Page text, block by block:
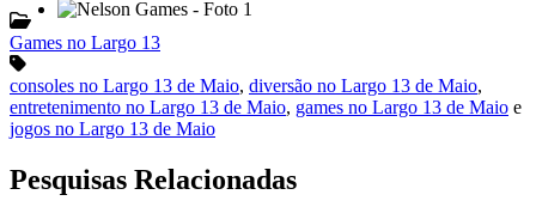
Games no Largo 13
consoles no Largo 13 de Maio, diversão no Largo 13 de Maio,
entretenimento no Largo 13 de Maio, games no Largo 13 de Maio e
jogos no Largo 13 de Maio
Pesquisas Relacionadas